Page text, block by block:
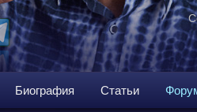
Биография Статьи